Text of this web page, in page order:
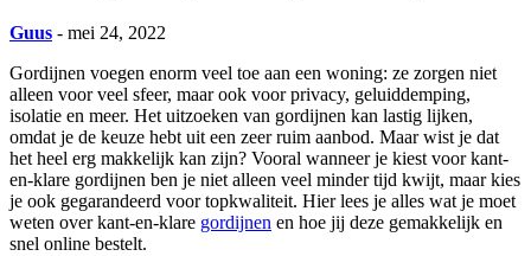
Guus - mei 24, 2022
Gordijnen voegen enorm veel toe aan een woning: ze zorgen niet
alleen voor veel sfeer, maar ook voor privacy, geluiddemping,
isolatie en meer. Het uitzoeken van gordijnen kan lastig lijken,
omdat je de keuze hebt uit een zeer ruim aanbod. Maar wist je dat
het heel erg makkelijk kan zijn? Vooral wanneer je kiest voor kant-
en-klare gordijnen ben je niet alleen veel minder tijd kwijt, maar kies
je ook gegarandeerd voor topkwaliteit. Hier lees je alles wat je moet
weten over kant-en-klare gordijnen en hoe jij deze gemakkelijk en
snel online bestelt.